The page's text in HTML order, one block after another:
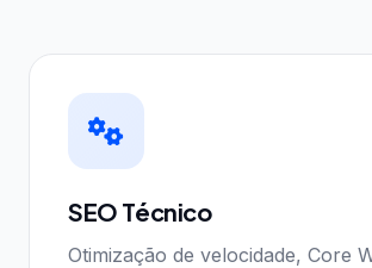
SEO Técnico
Otimização de velocidade, Core